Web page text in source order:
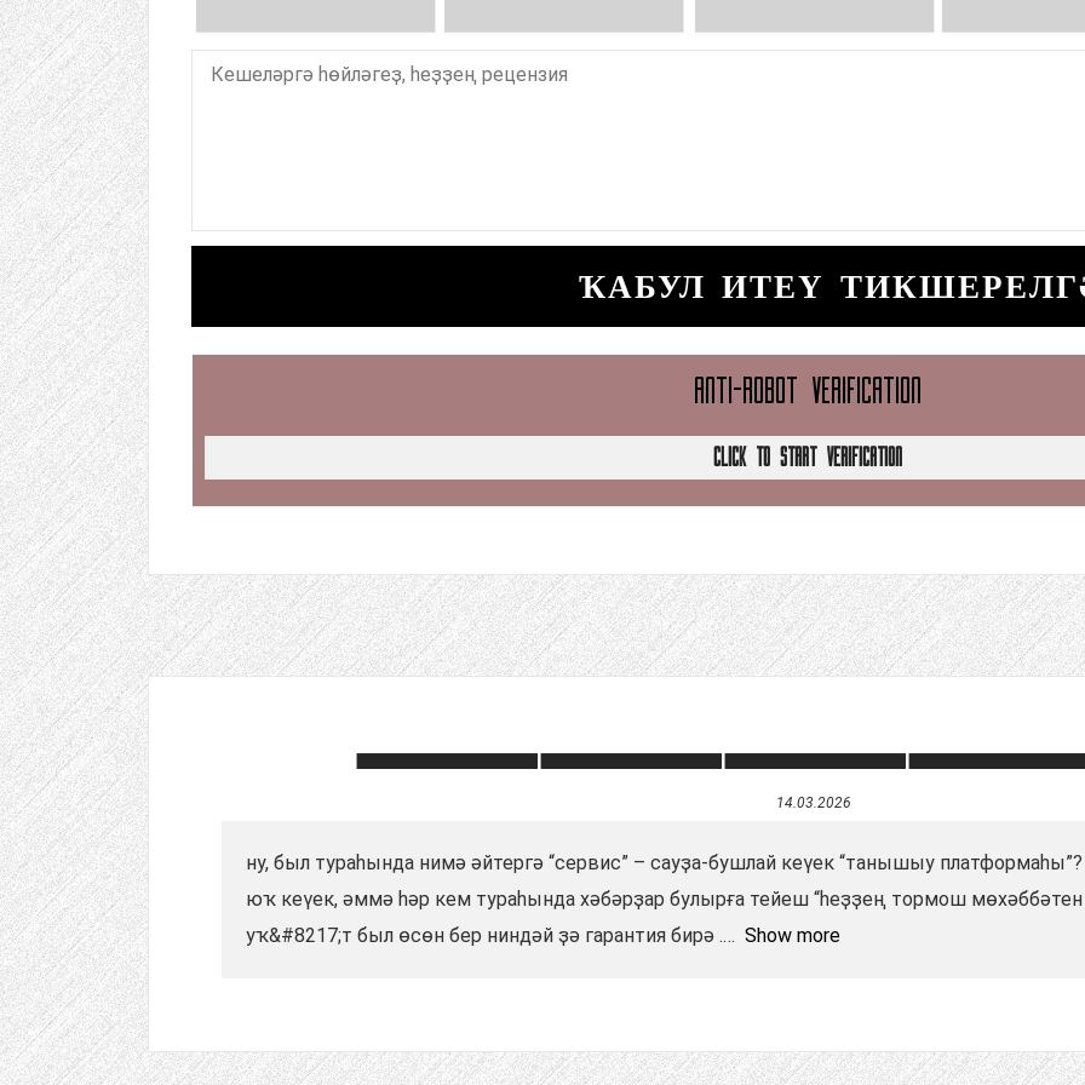
ҠАБУЛ ИТЕҮ
ANTI-ROBOT VERIFICATION
CLICK TO START VERIFICATION
14.03.2026
ну, был тураһында нимә әйтергә “сервис” – сауҙа-бушлай кеүек “танышыу
юҡ кеүек, әммә һәр кем тураһында хәбәрҙар булырға тейеш “һеҙҙең тормош мөхәббәтен
уҡ&#8217;т был өсөн бер ниндәй ҙә гарантия бирә .
Show more